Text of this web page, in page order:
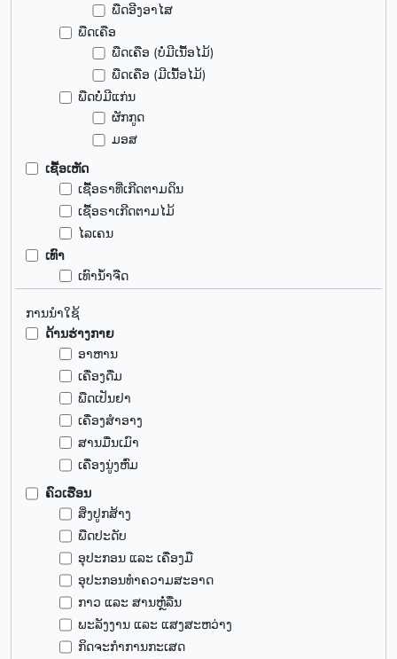
ພືດອີງອາໄສ
ພືດເຄືອ
ພືດເຄືອ (ບໍ່ມີເນື້ອໄມ້)
ພືດເຄືອ (ມີເນື້ອໄມ້)
ພືດບໍ່ມີແກ່ນ
ຜັກກູດ
ມອສ
ເຊື້ອເຫັດ
ເຊື້ອຣາທີ່ເກີດຕາມດິນ
ເຊື້ອຣາເກີດຕາມໄມ້
ໄລເຄນ
ເທົາ
ເທົານ້ຳຈືດ
ການນຳໃຊ້
ດ້ານຮ່າງກາຍ
ອາຫານ
ເຄື່ອງດື່ມ
ພືດເປັນຢາ
ເຄື່ອງສຳອາງ
ສານມື່ນເມົາ
ເຄື່ອງນູ່ງຫົ່ມ
ຄົວເຮືອນ
ສິ່ງປູກສ້າງ
ພືດປະດັບ
ອຸປະກອນ ແລະ ເຄື່ອງມື
ອຸປະກອນທຳຄວາມສະອາດ
ກາວ ແລະ ສານຫຼໍ່ລື່ນ
ພະລັງງານ ແລະ ແສງສະຫວ່າງ
ກິດຈະກຳການກະເສດ